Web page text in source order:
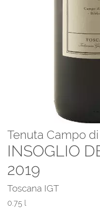
Tenuta Campo
INSOGLIO
2019
Toscana IGT
0.75 l